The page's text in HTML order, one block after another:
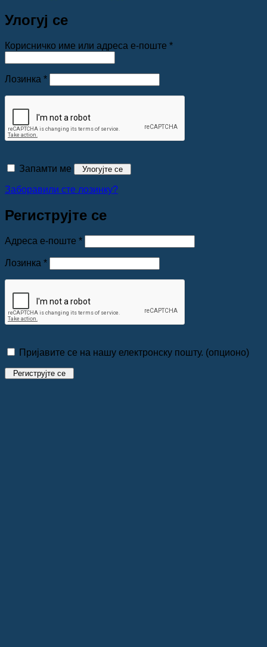
Улогуј се
Корисничко име или адреса е-поште *Обавезно
Лозинка *Обавезно
Запамти ме Улогујте се
Заборавили сте лозинку?
Региструјте се
Адреса е-поште *Обавезно
Лозинка *Обавезно
Пријавите се на нашу електронску пошту. (опционо)
Региструјте се